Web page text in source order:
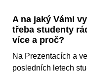
A na jaký Vámi
třeba studenty
více a proč?
Na Prezentacích a
posledních letech